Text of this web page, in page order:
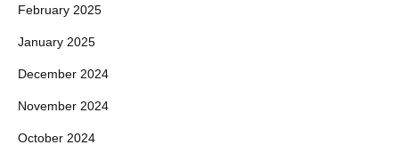
February 2025
January 2025
December 2024
November 2024
October 2024